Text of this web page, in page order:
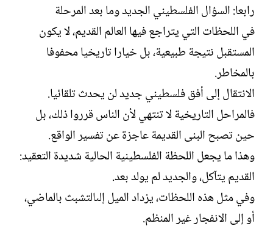
رابعا: السؤال الفلسطيني الجديد وما بعد المرحلة
في اللحظات التي يتراجع فيها العالم القديم، لا يكون
المستقبل نتيجة طبيعية، بل خيارا تاريخيا محفوفا
بالمخاطر.
الانتقال إلى أفق فلسطيني جديد لن يحدث تلقائيا.
فالمراحل التاريخية لا تنتهي لأن الناس قرروا ذلك، بل
حين تصبح البنى القديمة عاجزة عن تفسير الواقع.
وهذا ما يجعل اللحظة الفلسطينية الحالية شديدة التعقيد:
القديم يتآكل، والجديد لم يولد بعد.
وفي مثل هذه اللحظات، يزداد الميل إلىالتشبث بالماضي،
أو إلى الانفجار غير المنظم.